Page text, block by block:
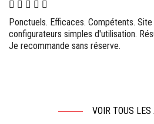
Ponctuels. Efficaces. Compétents.
configurateurs simples d'utilisation.
Je recommande sans réserve.
VOIR TOUS LES